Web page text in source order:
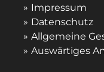
Impressum
Datenschutz
Allgemeine
Auswärtiges